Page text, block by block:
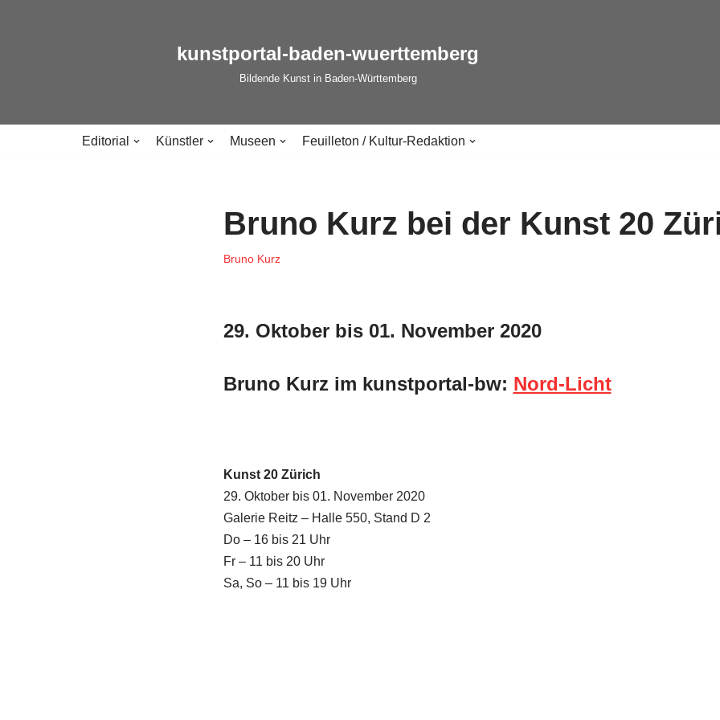
kunstportal-baden-wuerttemberg
Bildende Kunst in Baden-Württemberg
Editorial Künstler Museen Feuilleton / Kultur-Redaktion
Bruno Kurz bei der Kunst 20
Bruno Kurz
29. Oktober bis 01. November 2020
Bruno Kurz im kunstportal-bw: Nord-Licht
Kunst 20 Zürich
29. Oktober bis 01. November 2020
Galerie Reitz – Halle 550, Stand D 2
Do – 16 bis 21 Uhr
Fr – 11 bis 20 Uhr
Sa, So – 11 bis 19 Uhr